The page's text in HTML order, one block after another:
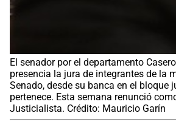
El senador por el departamento
presencia la jura de integrantes de la
Senado, desde su banca en el bloque
pertenece. Esta semana renunció
Justicialista. Crédito: Mauricio Garín